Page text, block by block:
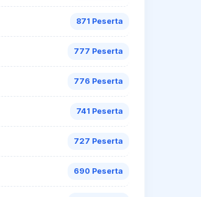
871 Peserta
777 Peserta
776 Peserta
741 Peserta
727 Peserta
690 Peserta